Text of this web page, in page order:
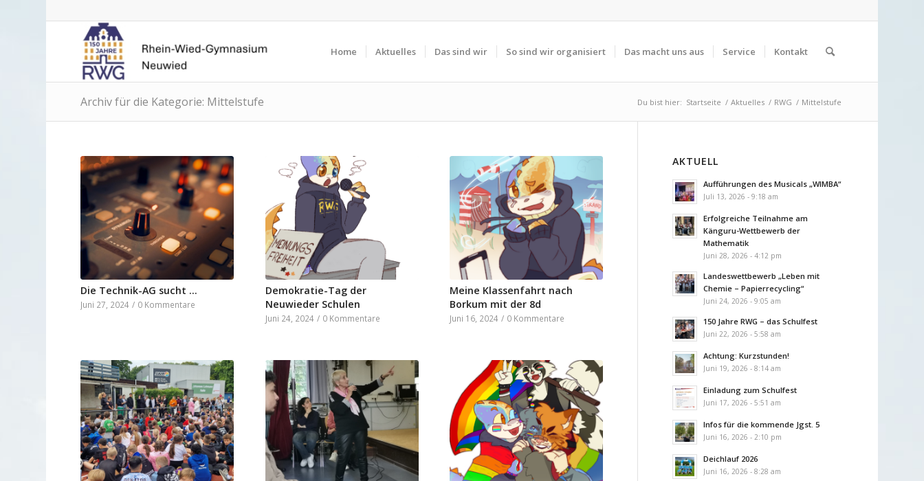
Home Aktuelles Das sind wir So sind wir organisiert Das macht uns aus Service Kontakt
Archiv für die Kategorie: Mittelstufe Du bist hier: Startseite / Aktuelles / RWG / Mittelstufe
Die Technik-AG sucht …
Juni 27, 2024 / 0 Kommentare
Demokratie-Tag der
Neuwieder Schulen
Juni 24, 2024 / 0 Kommentare
Meine Klassenfahrt nach
Borkum mit der 8d
Juni 16, 2024 / 0 Kommentare
AKTUELL
Aufführungen des Musicals „WIMBA“
Juli 13, 2026 - 9:18 am
Erfolgreiche Teilnahme am
Känguru-Wettbewerb der
Mathematik
Juni 28, 2026 - 4:12 pm
Landeswettbewerb „Leben mit
Chemie – Papierrecycling“
Juni 24, 2026 - 9:05 am
150 Jahre RWG – das Schulfest
Juni 22, 2026 - 5:58 am
Achtung: Kurzstunden!
Juni 19, 2026 - 8:14 am
Einladung zum Schulfest
Juni 17, 2026 - 5:51 am
Infos für die kommende Jgst. 5
Juni 16, 2026 - 2:10 pm
Deichlauf 2026
Juni 16, 2026 - 8:28 am